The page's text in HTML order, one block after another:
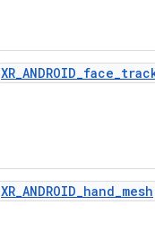
XR_ANDROID_hand_mesh